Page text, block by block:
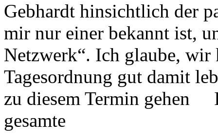
Gebhardt hinsichtlich der
mir nur einer bekannt ist,
Netzwerk“. Ich glaube,
Tagesordnung gut damit
zu diesem Termin gehen
gesamte